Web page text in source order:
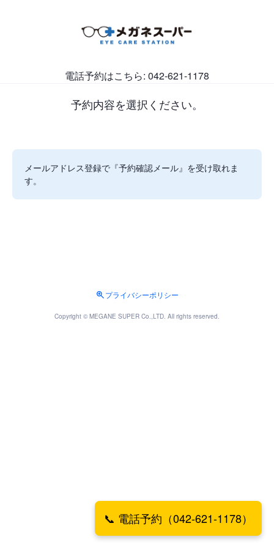
電話予約はこちら: 042-621-1178
予約内容を選択ください。
メールアドレス登録で『予約確認メール』を受け取れま
す。
プライバシーポリシー
Copyright © MEGANE SUPER Co.,LTD. All rights reserved.
📞 電話予約（042-621-1178）